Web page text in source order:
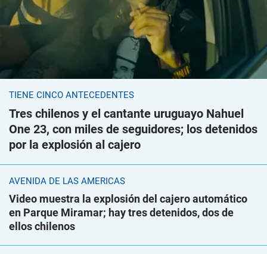
TIENE CINCO ANTECEDENTES
Tres chilenos y el cantante uruguayo Nahuel
One 23, con miles de seguidores; los detenidos
por la explosión al cajero
AVENIDA DE LAS AMÉRICAS
Video muestra la explosión del cajero automático
en Parque Miramar; hay tres detenidos, dos de
ellos chilenos